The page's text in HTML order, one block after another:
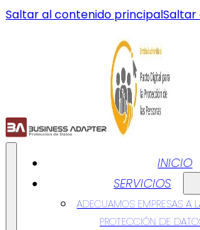
Saltar al contenido principalSaltar
INICIO
SERVICIOS
ADECUAMOS EMPRESAS A
PROTECCIÓN DE